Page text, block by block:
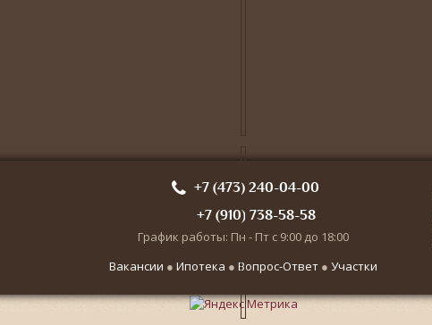
+7 (473) 240-04-00
+7 (910) 738-58-58
График работы: Пн - Пт с 9:00 до 18:00
Вакансии ● Ипотека ● Вопрос-Ответ● Участки